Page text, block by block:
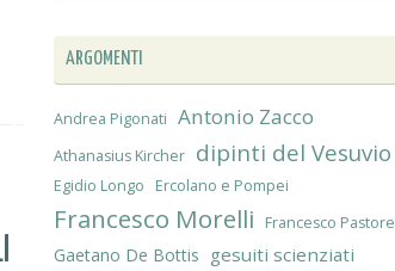
ARGOMENTI
Andrea Pigonati Antonio Zacco
Athanasius Kircher dipinti del Vesuvio
Egidio Longo Ercolano e Pompei
Francesco Morelli Francesco Pastore
Gaetano De Bottis gesuiti scienziati